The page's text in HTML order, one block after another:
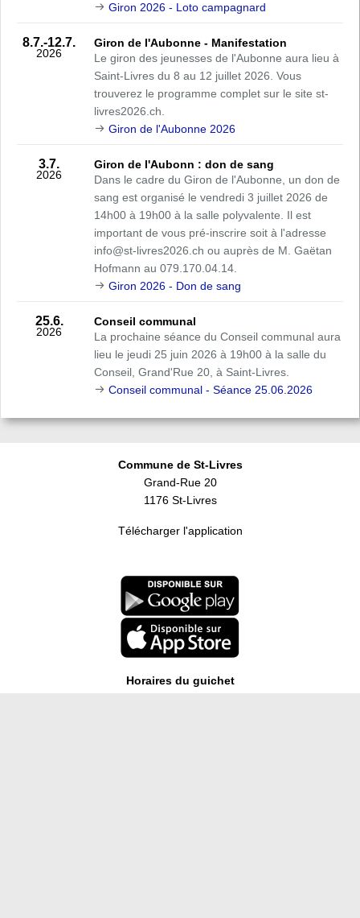
Giron 2026 - Loto campagnard
8.7.-12.7.
2026
Giron de l'Aubonne - Manifestation
Le giron des jeunesses de l'Aubonne aura lieu à
Saint-Livres du 8 au 12 juillet 2026. Vous
trouverez le programme complet sur le site st-
livres2026.ch.
Giron de l'Aubonne 2026
3.7.
2026
Giron de l'Aubonn : don de sang
Dans le cadre du Giron de l'Aubonne, un don de
sang est organisé le vendredi 3 juillet 2026 de
14h00 à 19h00 à la salle polyvalente. Il est
important de vous pré-inscrire soit à l'adresse
info@st-livres2026.ch ou auprès de M. Gaëtan
Hofmann au 079.170.04.14.
Giron 2026 - Don de sang
25.6.
2026
Conseil communal
La prochaine séance du Conseil communal aura
lieu le jeudi 25 juin 2026 à 19h00 à la salle du
Conseil, Grand'Rue 20, à Saint-Livres.
Conseil communal - Séance 25.06.2026
Commune de St-Livres
Grand-Rue 20
1176 St-Livres
Télécharger l'application
Horaires du guichet